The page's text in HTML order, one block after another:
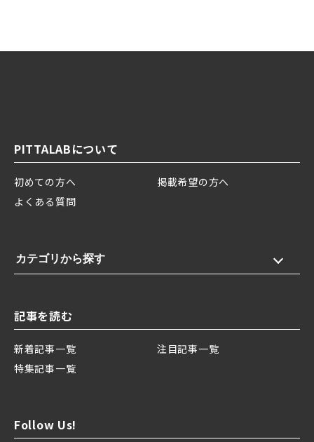
PITTALABについて
初めての方へ
掲載希望の方へ
よくある質問
カテゴリから探す
記事を読む
新着記事一覧
注目記事一覧
特集記事一覧
Follow Us!